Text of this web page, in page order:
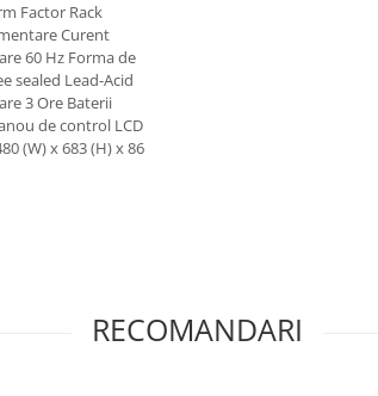
Factor Rack
Curent
60 Hz Forma de
sealed Lead-Acid
3 Ore Baterii
de control LCD
(W) x 683 (H) x 86
RECOMANDARI